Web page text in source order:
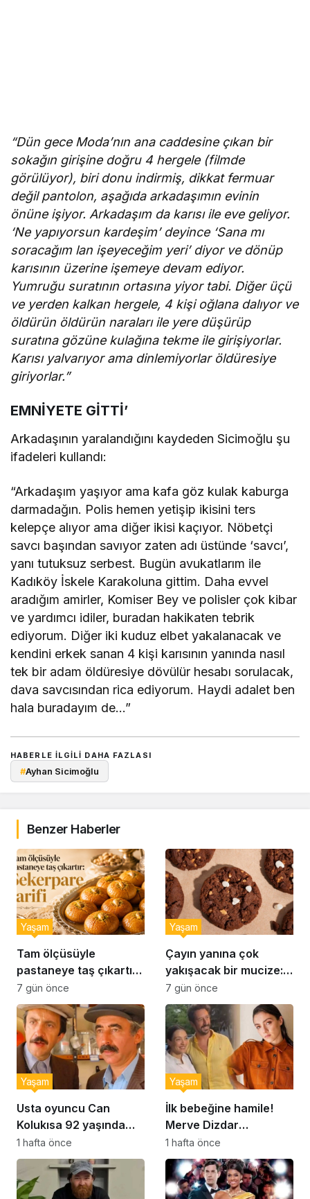
“Dün gece Moda’nın ana caddesine çıkan bir
sokağın girişine doğru 4 hergele (filmde
görülüyor), biri donu indirmiş, dikkat fermuar
değil pantolon, aşağıda arkadaşımın evinin
önüne işiyor. Arkadaşım da karısı ile eve geliyor.
‘Ne yapıyorsun kardeşim’ deyince ‘Sana mı
soracağım lan işeyeceğim yeri’ diyor ve dönüp
karısının üzerine işemeye devam ediyor.
Yumruğu suratının ortasına yiyor tabi. Diğer üçü
ve yerden kalkan hergele, 4 kişi oğlana dalıyor ve
öldürün öldürün naraları ile yere düşürüp
suratına gözüne kulağına tekme ile girişiyorlar.
Karısı yalvarıyor ama dinlemiyorlar öldüresiye
giriyorlar.”
EMNİYETE GİTTİ’
Arkadaşının yaralandığını kaydeden Sicimoğlu şu
ifadeleri kullandı:
“Arkadaşım yaşıyor ama kafa göz kulak kaburga
darmadağın. Polis hemen yetişip ikisini ters
kelepçe alıyor ama diğer ikisi kaçıyor. Nöbetçi
savcı başından savıyor zaten adı üstünde ‘savcı’,
yanı tutuksuz serbest. Bugün avukatlarım ile
Kadıköy İskele Karakoluna gittim. Daha evvel
aradığım amirler, Komiser Bey ve polisler çok kibar
ve yardımcı idiler, buradan hakikaten tebrik
ediyorum. Diğer iki kuduz elbet yakalanacak ve
kendini erkek sanan 4 kişi karısının yanında nasıl
tek bir adam öldüresiye dövülür hesabı sorulacak,
dava savcısından rica ediyorum. Haydi adalet ben
hala buradayım de…”
HABERLE ILGILI DAHA FAZLASI
#Ayhan Sicimoğlu
Benzer Haberler
Tam ölçüsüyle
pastaneye taş çıkartır:
Şekerpare tarifi
Yaşam
7 gün önce
Çayın yanına çok
yakışacak bir mucize:
Brownie tadında ıslak
kurabiye tarifi…
Yaşam
7 gün önce
Usta oyuncu Can
Kolukısa 92 yaşında
hayatını kaybetti
Yaşam
1 hafta önce
İlk bebeğine hamile!
Merve Dizdar
sessizliğini bozdu: ‘İsim
bulmak çok zor’
Yaşam
1 hafta önce